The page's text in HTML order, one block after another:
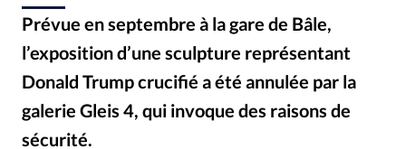
Toute l'actualité
Se connecter
Devise:CHF
RUBRIQUES
Toute l'actualité
Prévue en septembre à la gare de Bâle,
l’exposition d’une sculpture représentant
Donald Trump crucifié a été annulée par la
galerie Gleis 4, qui invoque des raisons de
sécurité.